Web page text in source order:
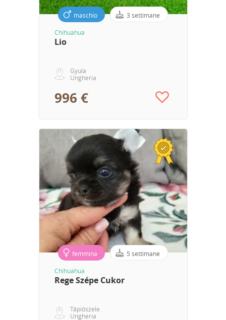
maschio 3 settimane
Chihuahua
Lio
Gyula
Ungheria
996 €
femmina 5 settimane
Chihuahua
Rege Szépe Cukor
Tápiószele
Ungheria